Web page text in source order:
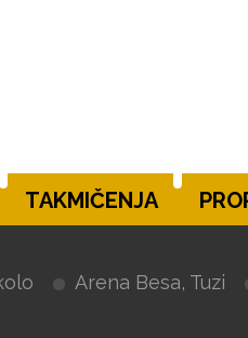
TAKMIČENJA
Arena Besa, Tuzi